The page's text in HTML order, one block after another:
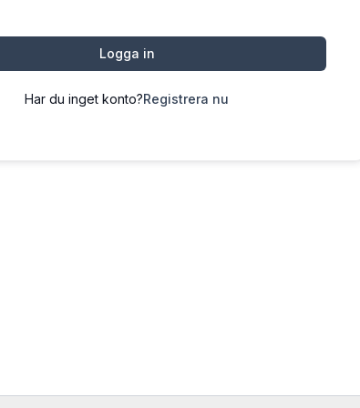
Logga in
Har du inget konto?Registrera nu